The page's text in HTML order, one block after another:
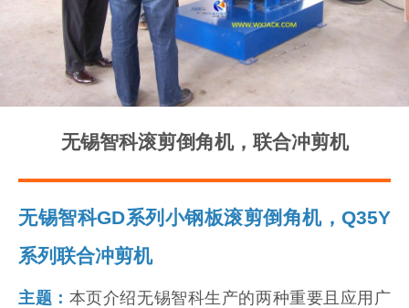
无锡智科滚剪倒角机，联合冲剪机
无锡智科GD系列小钢板滚剪倒角机，Q35Y
系列联合冲剪机
主题： 本页介绍无锡智科生产的两种重要且应用广